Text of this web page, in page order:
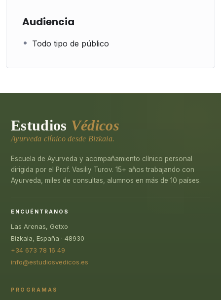
Audiencia
Todo tipo de público
Estudios Védicos
Ayurveda clínico desde Bizkaia.
Escuela de Ayurveda y acompañamiento clínico personal
dirigida por el Prof. Vasiliy Turov. 15+ años trabajando con
Ayurveda, miles de consultas, alumnos en más de 10 países.
ENCUÉNTRANOS
Las Arenas, Getxo
Bizkaia, España · 48930
+34 673 78 16 49
info@estudiosvedicos.es
PROGRAMAS